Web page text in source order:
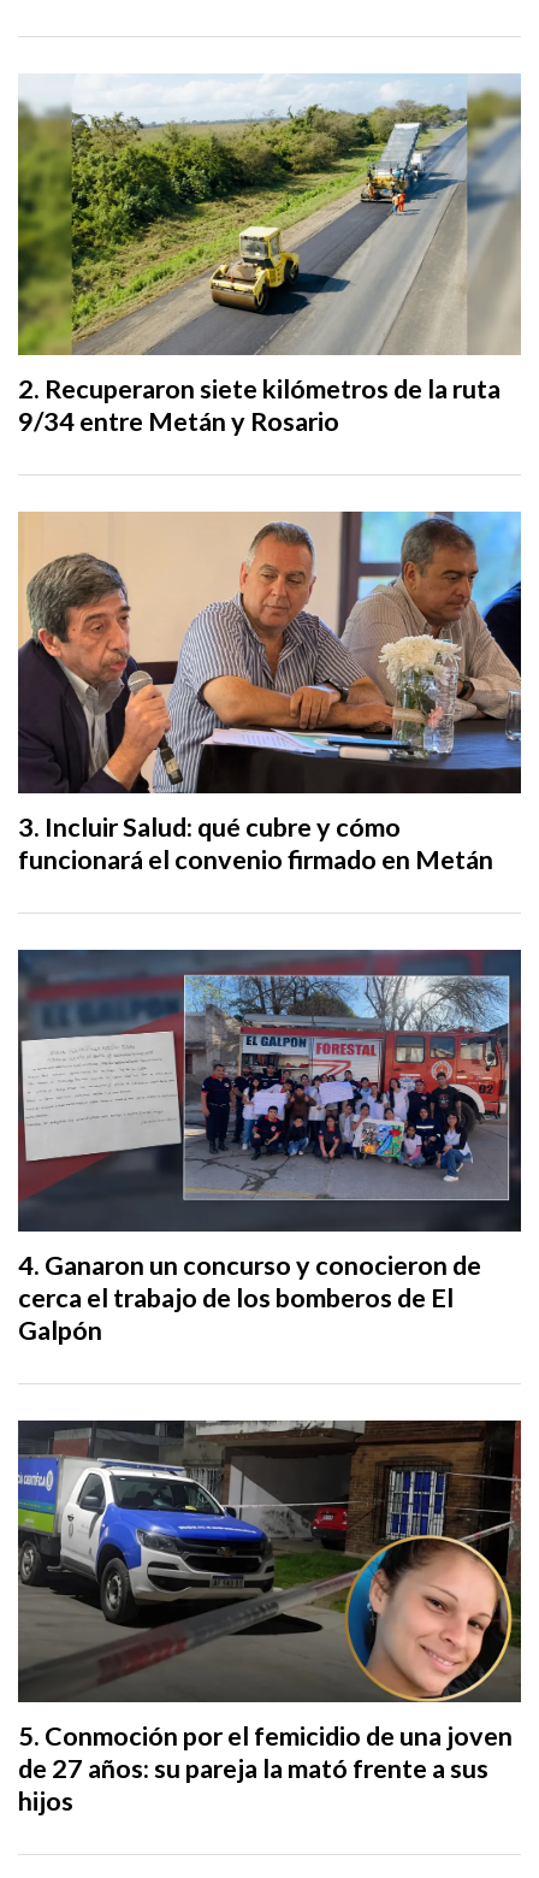
Recuperaron siete kilómetros de la ruta
9/34 entre Metán y Rosario
Incluir Salud: qué cubre y cómo
funcionará el convenio firmado en Metán
Ganaron un concurso y conocieron de
cerca el trabajo de los bomberos de El
Galpón
Conmoción por el femicidio de una joven
de 27 años: su pareja la mató frente a sus
hijos